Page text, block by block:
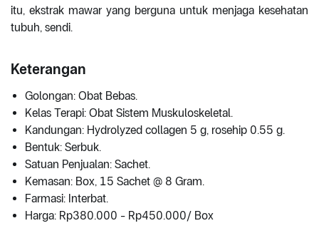
itu, ekstrak mawar yang berguna untuk menjaga kesehatan
tubuh, sendi.
Keterangan
Golongan: Obat Bebas.
Kelas Terapi: Obat Sistem Muskuloskeletal.
Kandungan: Hydrolyzed collagen 5 g, rosehip 0.55 g.
Bentuk: Serbuk.
Satuan Penjualan: Sachet.
Kemasan: Box, 15 Sachet @ 8 Gram.
Farmasi: Interbat.
Harga: Rp380.000 - Rp450.000/ Box